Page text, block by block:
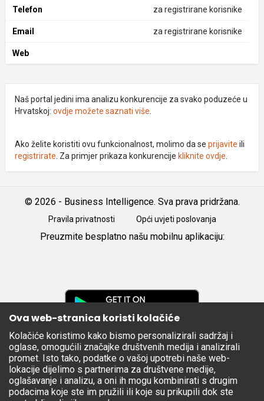
Telefon za registrirane korisnike
Email za registrirane korisnike
Web
Naš portal jedini ima analizu konkurencije za svako poduzeće u
Hrvatskoj: ovdje možete saznati više
Ako želite koristiti ovu funkcionalnost, molimo da se prijavite ili
registrirate . Za primjer prikaza konkurencije kliknite ovdje
© 2026 - Business Intelligence. Sva prava pridržana.
Pravila privatnosti Opći uvjeti poslovanja
Preuzmite besplatno našu mobilnu aplikaciju:
Apple
Store
Ova web-stranica koristi kolačiće
Kolačiće koristimo kako bismo personalizirali sadržaj i
oglase, omogućili značajke društvenih medija i analizirali
promet. Isto tako, podatke o vašoj upotrebi naše web-
lokacije dijelimo s partnerima za društvene medije,
oglašavanje i analizu, a oni ih mogu kombinirati s drugim
podacima koje ste im pružili ili koje su prikupili dok ste